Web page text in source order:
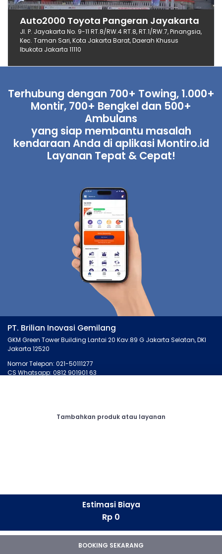
Auto2000 Toyota Pangeran Jayakarta
Jl. P. Jayakarta No. 9-11 RT.8/RW.4 RT.8, RT.1/RW.7, Pinangsia,
Kec. Taman Sari, Kota Jakarta Barat, Daerah Khusus
Ibukota Jakarta 11110
Tambahkan produk atau layanan
Estimasi Biaya
Rp 0
BOOKING SEKARANG
Terhubung dengan 700+ Towing, 1.000+
Montir, 700+ Bengkel dan 500+
Ambulans
yang siap membantu masalah
kendaraan Anda di aplikasi Montiro.id
Layanan Tepat & Cepat!
PT. Brilian Inovasi Gemilang
GKM Green Tower Building Lantai 20 Kav.89 G Jakarta Selatan, DKI
Jakarta 12520
Nomor Telepon: 021-50111277
CS Whatsapp: 0812 901901 63
Cari Bengkel
Instagram
LinkedIn
Whatsapp
Youtube